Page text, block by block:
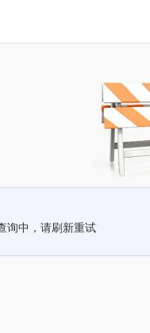
询中，请刷新重试